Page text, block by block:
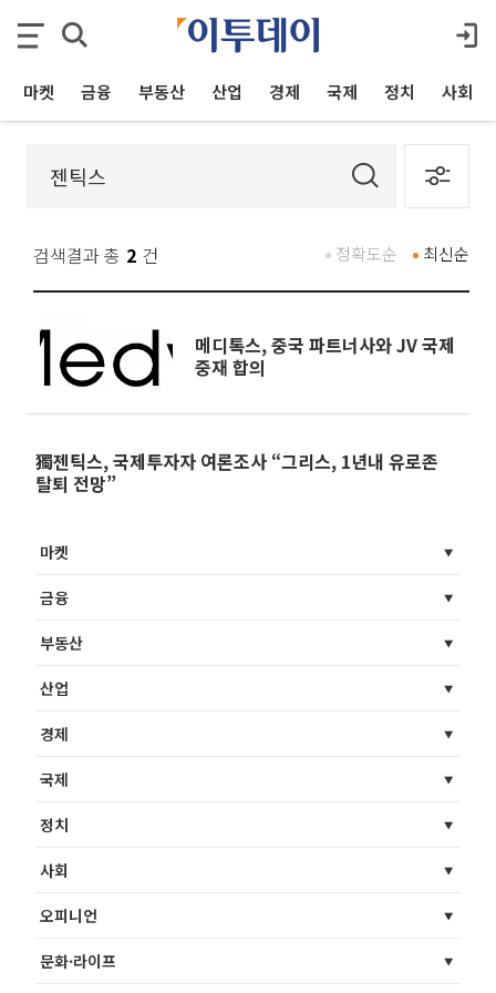
마켓 금융 부동산 산업 경제 국제 정치 사회
검색결과 총 2 건 최신순
정확도순
메디톡스, 중국 파트너사와 JV 국제
중재 합의
獨젠틱스, 국제투자자 여론조사 “그리스, 1년내 유로존
탈퇴 전망”
마켓
금융
부동산
산업
경제
국제
정치
사회
오피니언
문화·라이프